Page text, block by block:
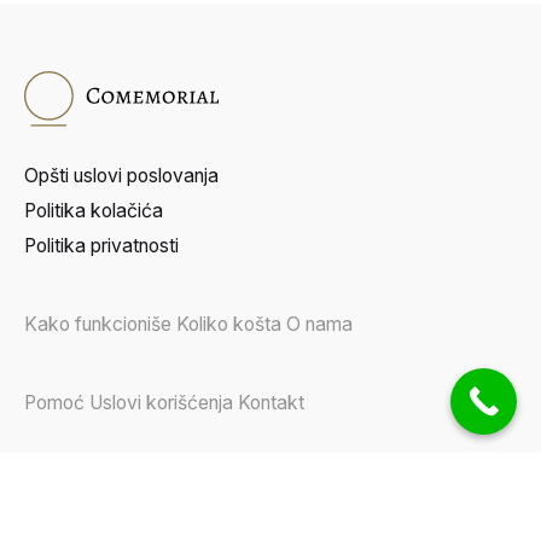
Opšti uslovi poslovanja
Politika kolačića
Politika privatnosti
Kako funkcioniše Koliko košta O nama
Pomoć Uslovi korišćenja Kontakt